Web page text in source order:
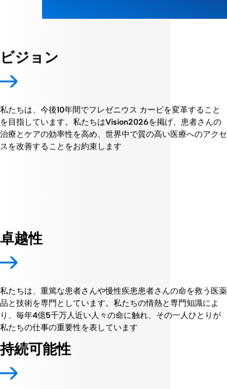
ビジョン
私たちは、今後10年間でフレゼニウス カービを変革すること
を目指しています。私たちはVision2026を掲げ、患者さんの
治療とケアの効率性を高め、世界中で質の高い医療へのアクセ
スを改善することをお約束します
卓越性
私たちは、重篤な患者さんや慢性疾患患者さんの命を救う医薬
品と技術を専門としています。私たちの情熱と専門知識によ
り、毎年4億5千万人近い人々の命に触れ、その一人ひとりが
私たちの仕事の重要性を表しています
持続可能性